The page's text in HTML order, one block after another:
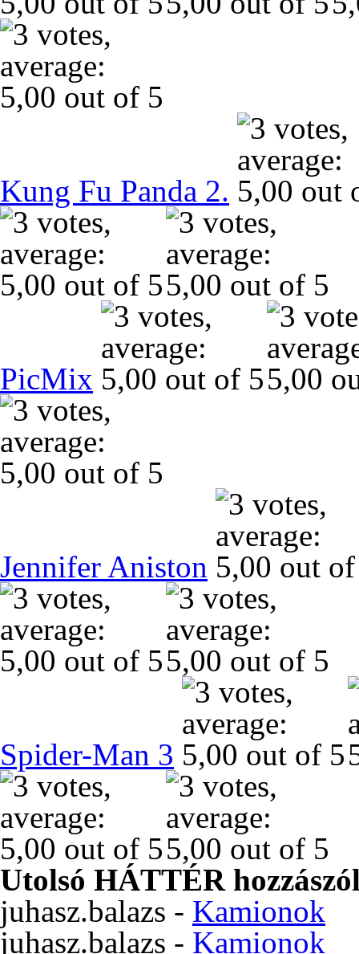
Kung Fu Panda 2.
PicMix
Jennifer Aniston
Spider-Man 3
Utolsó HÁTTÉR
juhasz.balazs - Kamionok
juhasz.balazs - Kamionok